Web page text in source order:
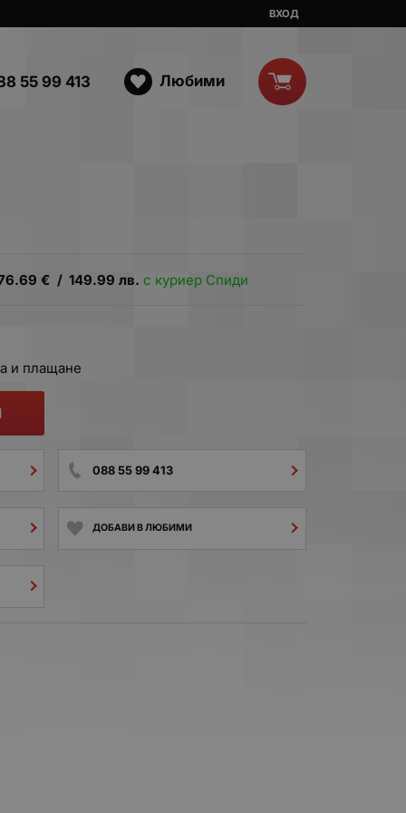
ВХОД
55 99 413 Любими
€ / 149.99 лв. с куриер Спиди
и плащане
088 55 99 413
ДОБАВИ В ЛЮБИМИ